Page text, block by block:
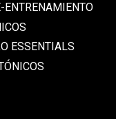
ENTRENAMIENTO
ESSENTIALS